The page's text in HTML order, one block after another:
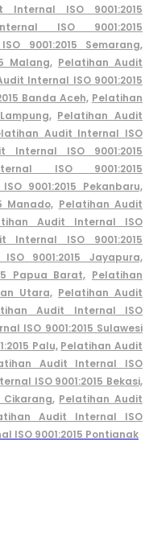
Internal ISO 9001:2015
ISO 9001:2015
9001:2015 Semarang,
Malang, Pelatihan Audit
Internal ISO 9001:2015
Banda Aceh, Pelatihan
Pelatihan Audit
Audit Internal ISO
Internal ISO 9001:2015
ISO 9001:2015
9001:2015 Pekanbaru,
Manado, Pelatihan Audit
Audit Internal ISO
Internal ISO 9001:2015
9001:2015 Jayapura,
Papua Barat, Pelatihan
Utara, Pelatihan Audit
Audit Internal ISO
ISO 9001:2015 Sulawesi
Palu, Pelatihan Audit
Audit Internal ISO
ISO 9001:2015 Bekasi,
Cikarang, Pelatihan Audit
Audit Internal ISO
ISO 9001:2015 Pontianak